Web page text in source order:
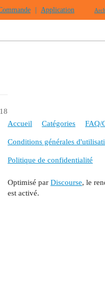
Application
Accueil Catégories FAQ/
Conditions générales
Politique de confidentialité
Optimisé par Discourse, le
est activé.